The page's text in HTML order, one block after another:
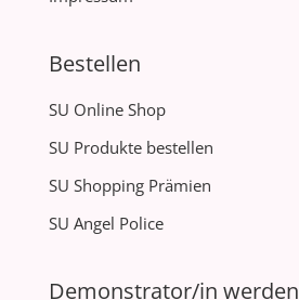
Bestellen
SU Online Shop
SU Produkte bestellen
SU Shopping Prämien
SU Angel Police
Demonstrator/in werden